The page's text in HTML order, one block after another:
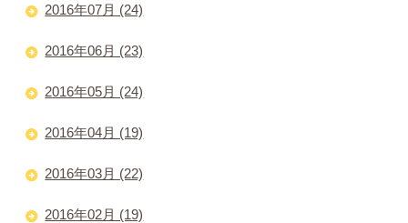
2016年07月 (24)
2016年06月 (23)
2016年05月 (24)
2016年04月 (19)
2016年03月 (22)
2016年02月 (19)